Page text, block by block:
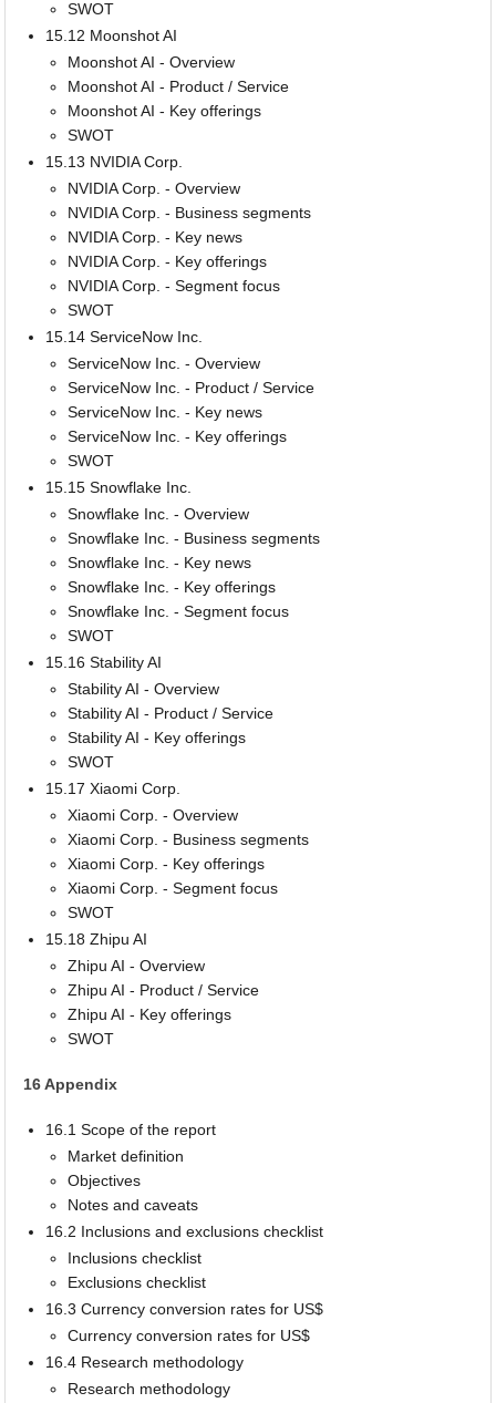
SWOT
15.12 Moonshot AI
Moonshot AI - Overview
Moonshot AI - Product / Service
Moonshot AI - Key offerings
SWOT
15.13 NVIDIA Corp.
NVIDIA Corp. - Overview
NVIDIA Corp. - Business segments
NVIDIA Corp. - Key news
NVIDIA Corp. - Key offerings
NVIDIA Corp. - Segment focus
SWOT
15.14 ServiceNow Inc.
ServiceNow Inc. - Overview
ServiceNow Inc. - Product / Service
ServiceNow Inc. - Key news
ServiceNow Inc. - Key offerings
SWOT
15.15 Snowflake Inc.
Snowflake Inc. - Overview
Snowflake Inc. - Business segments
Snowflake Inc. - Key news
Snowflake Inc. - Key offerings
Snowflake Inc. - Segment focus
SWOT
15.16 Stability AI
Stability AI - Overview
Stability AI - Product / Service
Stability AI - Key offerings
SWOT
15.17 Xiaomi Corp.
Xiaomi Corp. - Overview
Xiaomi Corp. - Business segments
Xiaomi Corp. - Key offerings
Xiaomi Corp. - Segment focus
SWOT
15.18 Zhipu AI
Zhipu AI - Overview
Zhipu AI - Product / Service
Zhipu AI - Key offerings
SWOT
16 Appendix
16.1 Scope of the report
Market definition
Objectives
Notes and caveats
16.2 Inclusions and exclusions checklist
Inclusions checklist
Exclusions checklist
16.3 Currency conversion rates for US$
Currency conversion rates for US$
16.4 Research methodology
Research methodology